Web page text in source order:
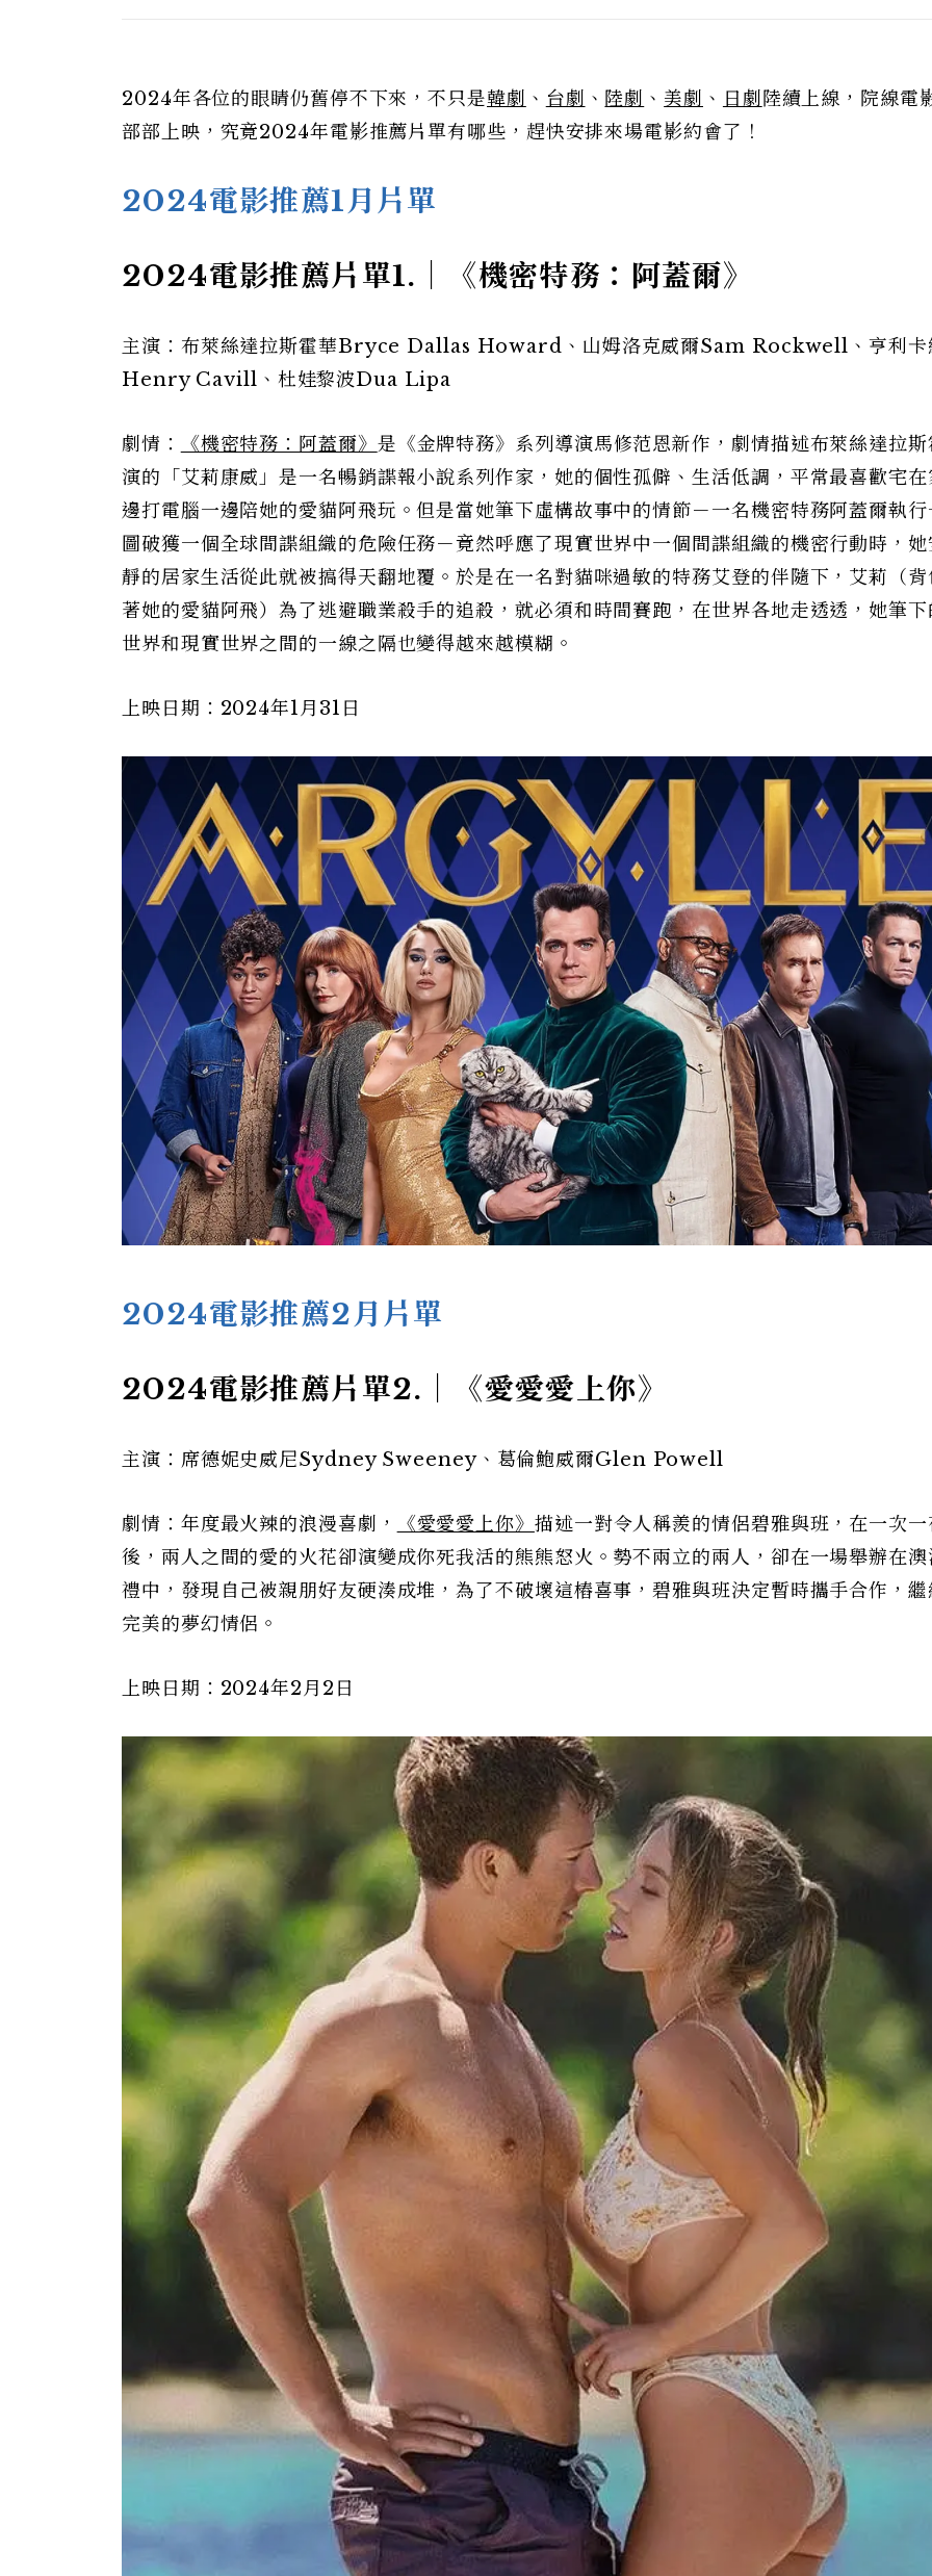
2024年各位的眼睛仍舊停不下來，不只是韓劇 、 台劇 、 陸劇 、 美劇 、 日劇 陸續上線，院線電
部部上映，究竟2024年電影推薦片單有哪些，趕快安排來場電影約會了！
2024電影推薦1月 片單
2024電影推薦片單1.｜《機密特務：阿蓋爾》
主演：布萊絲達拉斯霍華Bryce Dallas Howard、山姆洛克威爾Sam Rockwell、亨利卡
Henry Cavill、杜娃黎波Dua Lipa
劇情： 《機密特務：阿蓋爾》 是《金牌特務》系列導演馬修范恩新作，劇情描述布萊絲達拉
演的「艾莉康威」是一名暢銷諜報小說系列作家，她的個性孤僻、生活低調，平常最喜歡宅
邊打電腦一邊陪她的愛貓阿飛玩。但是當她筆下虛構故事中的情節－一名機密特務阿蓋爾執
圖破獲一個全球間諜組織的危險任務－竟然呼應了現實世界中一個間諜組織的機密行動時，
靜的居家生活從此就被搞得天翻地覆。於是在一名對貓咪過敏的特務艾登的伴隨下，艾莉（
著她的愛貓阿飛）為了逃避職業殺手的追殺，就必須和時間賽跑，在世界各地走透透，她筆
世界和現實世界之間的一線之隔也變得越來越模糊。
上映日期：2024年1月31日
2024電影推薦2月片單
2024電影推薦片單2.｜《愛愛愛上你》
主演：席德妮史威尼Sydney Sweeney、葛倫鮑威爾Glen Powell
劇情：年度最火辣的浪漫喜劇， 《愛愛愛上你》 描述一對令人稱羨的情侶碧雅與班，在一次
後，兩人之間的愛的火花卻演變成你死我活的熊熊怒火。勢不兩立的兩人，卻在一場舉辦在
禮中，發現自己被親朋好友硬湊成堆，為了不破壞這樁喜事，碧雅與班決定暫時攜手合作，
完美的夢幻情侶。
上映日期：2024年2月2日